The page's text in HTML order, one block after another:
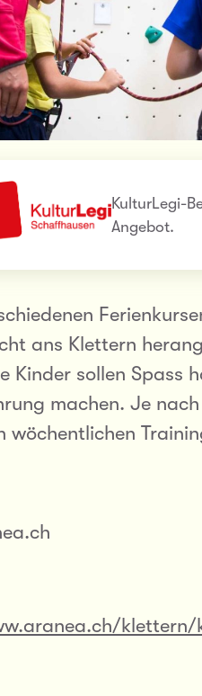
KulturLegi-
Angebot.
ans Klettern
Kinder sollen Spass
machen. Je
wöchentlichen